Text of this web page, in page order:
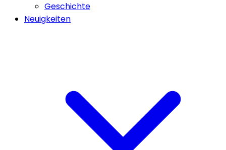
Geschichte
Neuigkeiten